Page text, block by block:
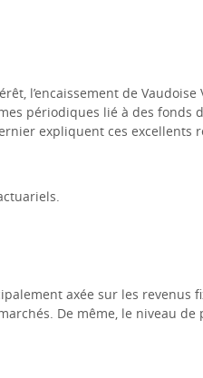
l’encaissement de Vaudoise
périodiques lié à des fonds
expliquent ces excellents
axée sur les revenus
De même, le niveau de